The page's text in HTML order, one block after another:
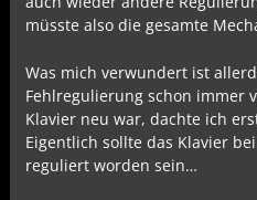
müsste also die gesamte
Was mich verwundert ist
Fehlregulierung schon immer
Klavier neu war, dachte ich
Eigentlich sollte das Klavier
reguliert worden sein…